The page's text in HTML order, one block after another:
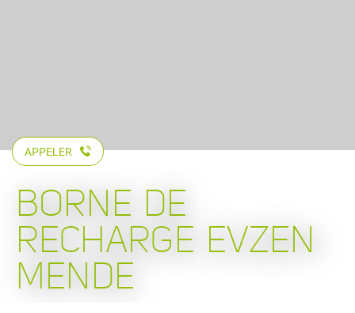
APPELER
BORNE DE
RECHARGE EVZEN
MENDE